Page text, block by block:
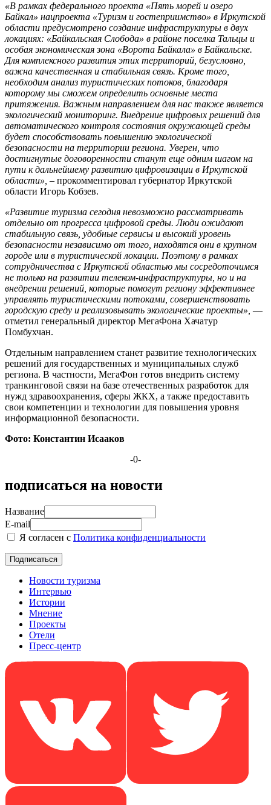
«В рамках федерального проекта «Пять морей и озеро
Байкал» нацпроекта «Туризм и гостеприимство» в Иркутской
области предусмотрено создание инфраструктуры в двух
локациях: «Байкальская Слобода» в районе поселка Тальцы и
особая экономическая зона «Ворота Байкала» в Байкальске.
Для комплексного развития этих территорий, безусловно,
важна качественная и стабильная связь. Кроме того,
необходим анализ туристических потоков, благодаря
которому мы сможем определить основные места
притяжения. Важным направлением для нас также является
экологический мониторинг. Внедрение цифровых решений для
автоматического контроля состояния окружающей среды
будет способствовать повышению экологической
безопасности на территории региона. Уверен, что
достигнутые договоренности станут еще одним шагом на
пути к дальнейшему развитию цифровизации в Иркутской
области», – прокомментировал губернатор Иркутской
области Игорь Кобзев.
«Развитие туризма сегодня невозможно рассматривать
отдельно от прогресса цифровой среды. Люди ожидают
стабильную связь, удобные сервисы и высокий уровень
безопасности независимо от того, находятся они в крупном
городе или в туристической локации. Поэтому в рамках
сотрудничества с Иркутской областью мы сосредоточимся
не только на развитии телеком-инфраструктуры, но и на
внедрении решений, которые помогут региону эффективнее
управлять туристическими потоками, совершенствовать
городскую среду и реализовывать экологические проекты», —
отметил генеральный директор МегаФона Хачатур
Помбухчан.
Отдельным направлением станет развитие технологических
решений для государственных и муниципальных служб
региона. В частности, МегаФон готов внедрить систему
транкинговой связи на базе отечественных разработок для
нужд здравоохранения, сферы ЖКХ, а также предоставить
свои компетенции и технологии для повышения уровня
информационной безопасности.
Фото: Константин Исааков
-0-
подписаться на новости
Название
E-mail
Я согласен с Политика конфиденциальности
Новости туризма
Интервью
Истории
Мнение
Проекты
Отели
Пресс-центр